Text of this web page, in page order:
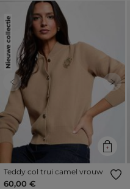
Nieuwe collectie
Previous Next
Teddy col trui camel vrouw
60,00 €